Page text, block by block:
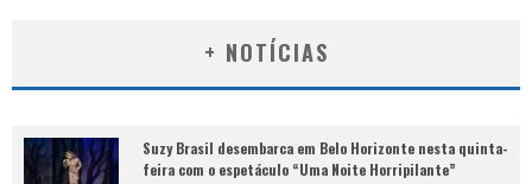
+ NOTÍCIAS
Suzy Brasil desembarca em Belo Horizonte nesta quinta-
feira com o espetáculo “Uma Noite Horripilante”